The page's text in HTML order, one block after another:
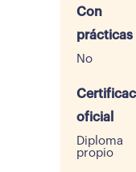
Con
prácticas
No
oficial
Diploma
propio